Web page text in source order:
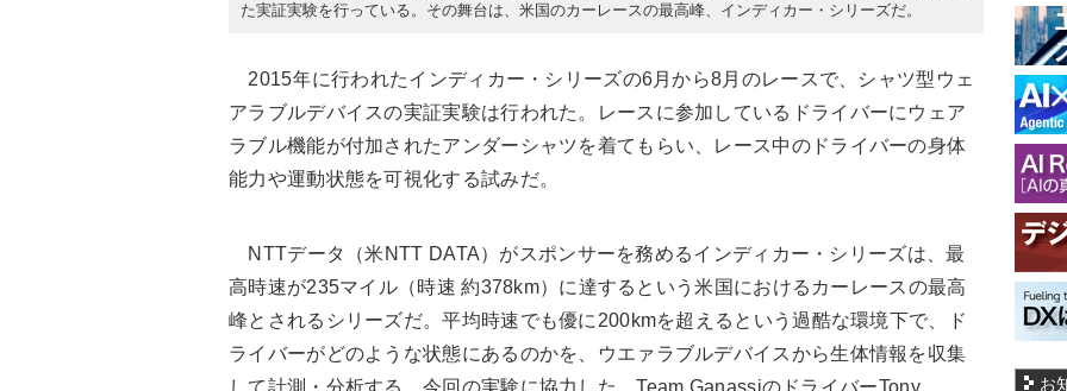
た実証実験を行っている。その舞台は、米国のカーレースの最高峰、インディカー・シリーズだ。
2015年に行われたインディカー・シリーズの6月から8月のレースで、シャツ型ウェ
アラブルデバイスの実証実験は行われた。レースに参加しているドライバーにウェア
ラブル機能が付加されたアンダーシャツを着てもらい、レース中のドライバーの身体
能力や運動状態を可視化する試みだ。
NTTデータ（米NTT DATA）がスポンサーを務めるインディカー・シリーズは、最
高時速が235マイル（時速 約378km）に達するという米国におけるカーレースの最高
峰とされるシリーズだ。平均時速でも優に200kmを超えるという過酷な環境下で、ド
ライバーがどのような状態にあるのかを、ウエァラブルデバイスから生体情報を収集
お